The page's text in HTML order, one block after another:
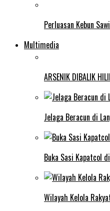
Perluasan Kebun
Multimedia
ARSENIK DIBALIK
Jelaga Beracun di
Buka Sasi Kapatcol
Wilayah Kelola